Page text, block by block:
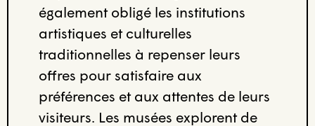
également obligé les institutions
artistiques et culturelles
traditionnelles à repenser leurs
offres pour satisfaire aux
préférences et aux attentes de leurs
visiteurs. Les musées explorent de